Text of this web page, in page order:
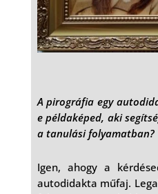
A pirográfia egy
e példaképed, aki
a tanulási folyamatban?
Igen, ahogy a
autodidakta műfaj.